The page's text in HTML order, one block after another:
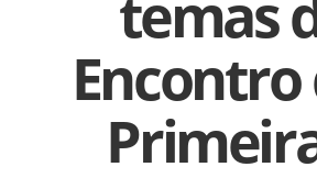
Encontro